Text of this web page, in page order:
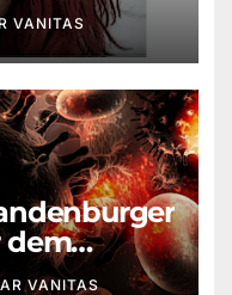
VANITAS
dem
VANITAS